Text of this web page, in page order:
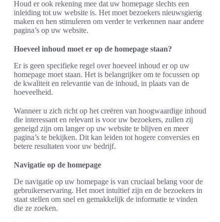
Houd er ook rekening mee dat uw homepage slechts een
inleiding tot uw website is. Het moet bezoekers nieuwsgierig
maken en hen stimuleren om verder te verkennen naar andere
pagina’s op uw website.
Hoeveel inhoud moet er op de homepage staan?
Er is geen specifieke regel over hoeveel inhoud er op uw
homepage moet staan. Het is belangrijker om te focussen op
de kwaliteit en relevantie van de inhoud, in plaats van de
hoeveelheid.
Wanneer u zich richt op het creëren van hoogwaardige inhoud
die interessant en relevant is voor uw bezoekers, zullen zij
geneigd zijn om langer op uw website te blijven en meer
pagina’s te bekijken. Dit kan leiden tot hogere conversies en
betere resultaten voor uw bedrijf.
Navigatie op de homepage
De navigatie op uw homepage is van cruciaal belang voor de
gebruikerservaring. Het moet intuïtief zijn en de bezoekers in
staat stellen om snel en gemakkelijk de informatie te vinden
die ze zoeken.